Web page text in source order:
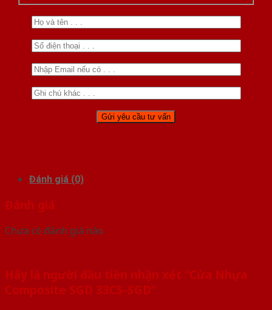
Đánh giá (0)
Đánh giá
Chưa có đánh giá nào.
Hãy là người đầu tiên nhận xét “Cửa Nhựa
Composite SGD 33CS-SGD”